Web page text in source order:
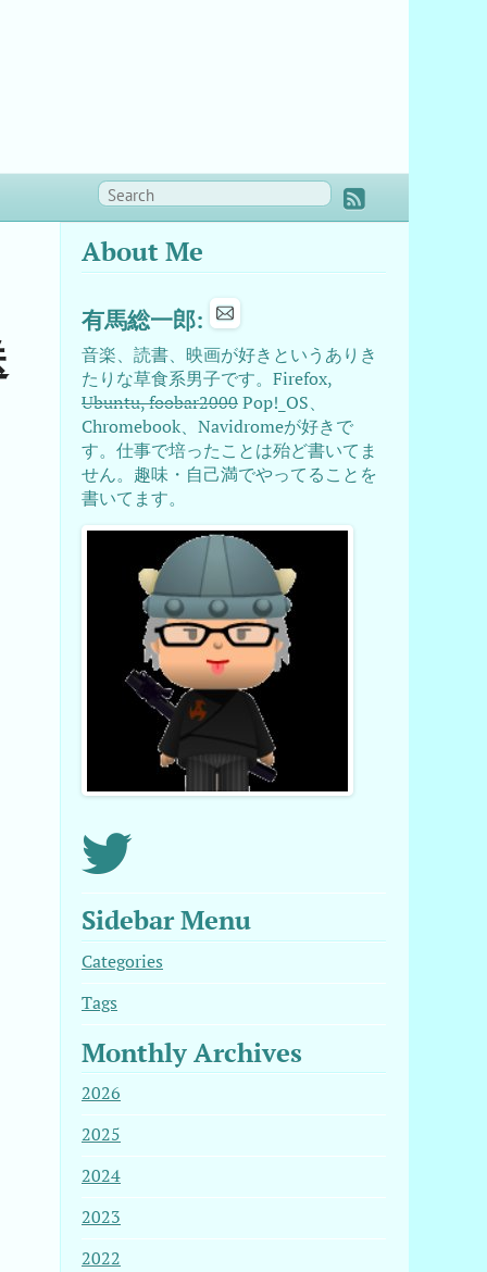
About Me
有馬総一郎:
音楽、読書、映画が好きというありき
たりな草食系男子です。Firefox,
Ubuntu, foobar2000Pop!_OS、
Chromebook、Navidromeが好きで
す。仕事で培ったことは殆ど書いてま
せん。趣味・自己満でやってることを
書いてます。
Sidebar Menu
Categories
Tags
Monthly Archives
2026
2025
2024
2023
2022